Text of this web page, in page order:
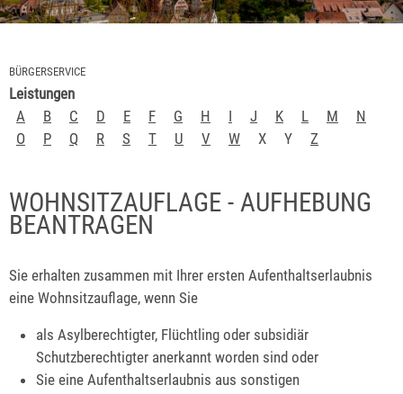
BÜRGERSERVICE
Leistungen
A
B C D E F G H I J K L M
N
O
P Q R S T U V W X Y Z
WOHNSITZAUFLAGE - AUFHEBUNG
BEANTRAGEN
Sie erhalten zusammen mit Ihrer ersten Aufenthaltserlaubnis
eine Wohnsitzauflage, wenn Sie
als Asylberechtigter, Flüchtling oder subsidiär
Schutzberechtigter anerkannt worden sind oder
Sie eine Aufenthaltserlaubnis aus sonstigen